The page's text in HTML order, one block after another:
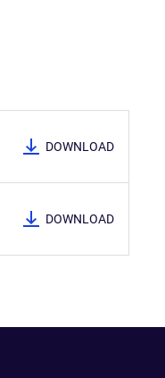
DOWNLOAD
DOWNLOAD